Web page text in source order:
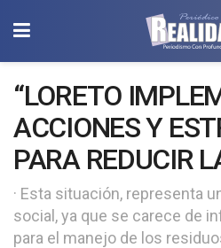
“LORETO
ACCIONES Y
PARA REDUCIR
GENERACIÓN DE
SÓLIDOS”
· Esta situación, representa
social, ya que se carece de
para el manejo de los